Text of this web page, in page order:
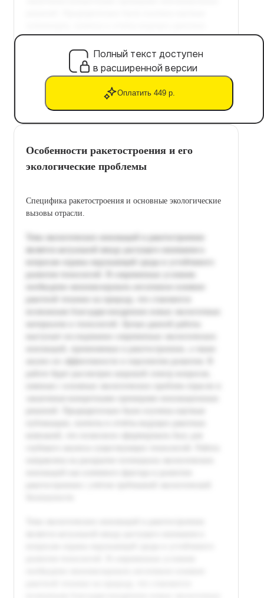
Полный текст доступен
в расширенной версии
Оплатить 449 р.
Особенности ракетостроения и его
экологические проблемы
Специфика ракетостроения и основные экологические
вызовы отрасли.